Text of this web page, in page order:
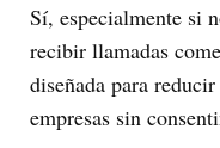
Sí, especialmente si
recibir llamadas
diseñada para
empresas sin